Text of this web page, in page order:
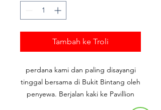
Tambah ke Troli
perdana kami dan paling disayangi
tinggal bersama di Bukit Bintang oleh
penyewa. Berjalan kaki ke Pavillion